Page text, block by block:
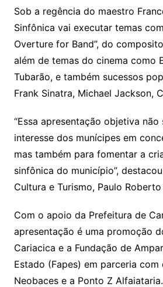
Sob a regência do maestro
Sinfônica vai executar temas
Overture for Band”, do
além de temas do cinema como
Tubarão, e também sucessos
Frank Sinatra, Michael Jackson,
“Essa apresentação objetiva
interesse dos munícipes em
mas também para fomentar a
sinfônica do município”,
Cultura e Turismo, Paulo
Com o apoio da Prefeitura de
apresentação é uma promoção
Cariacica e a Fundação de
Estado (Fapes) em parceria
Neobaces e a Ponto Z Alfaiataria.